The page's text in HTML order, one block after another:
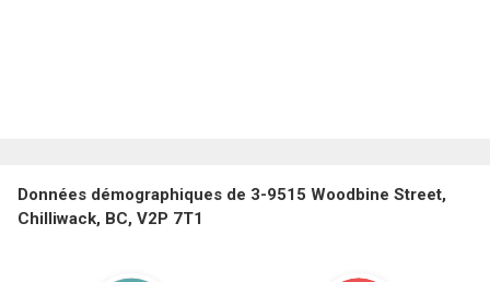
Données démographiques de 3-9515 Woodbine Street,
Chilliwack, BC, V2P 7T1